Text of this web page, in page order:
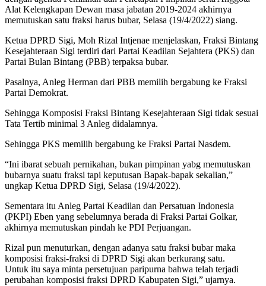
Alat Kelengkapan Dewan masa jabatan 2019-2024 akhirnya
memutuskan satu fraksi harus bubar, Selasa (19/4/2022) siang.
Ketua DPRD Sigi, Moh Rizal Intjenae menjelaskan, Fraksi Bintang
Kesejahteraan Sigi terdiri dari Partai Keadilan Sejahtera (PKS) dan
Partai Bulan Bintang (PBB) terpaksa bubar.
Pasalnya, Anleg Herman dari PBB memilih bergabung ke Fraksi
Partai Demokrat.
Sehingga Komposisi Fraksi Bintang Kesejahteraan Sigi tidak sesuai
Tata Tertib minimal 3 Anleg didalamnya.
Sehingga PKS memilih bergabung ke Fraksi Partai Nasdem.
“Ini ibarat sebuah pernikahan, bukan pimpinan yabg memutuskan
bubarnya suatu fraksi tapi keputusan Bapak-bapak sekalian,”
ungkap Ketua DPRD Sigi, Selasa (19/4/2022).
Sementara itu Anleg Partai Keadilan dan Persatuan Indonesia
(PKPI) Eben yang sebelumnya berada di Fraksi Partai Golkar,
akhirnya memutuskan pindah ke PDI Perjuangan.
Rizal pun menuturkan, dengan adanya satu fraksi bubar maka
komposisi fraksi-fraksi di DPRD Sigi akan berkurang satu.
Untuk itu saya minta persetujuan paripurna bahwa telah terjadi
perubahan komposisi fraksi DPRD Kabupaten Sigi,” ujarnya.